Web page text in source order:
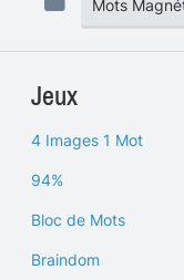
Mots
Jeux
4 Images 1 Mot
94%
Bloc de Mots
Braindom